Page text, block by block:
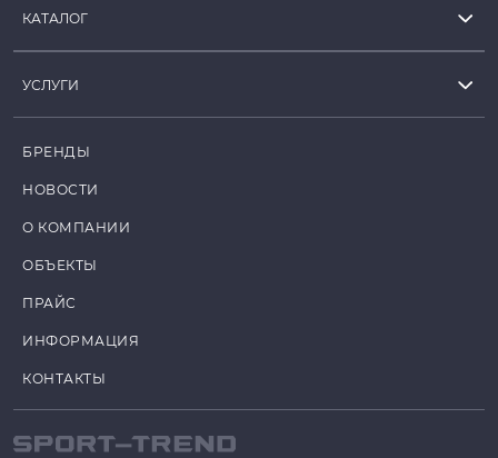
КАТАЛОГ
УСЛУГИ
БРЕНДЫ
НОВОСТИ
О КОМПАНИИ
ОБЪЕКТЫ
ПРАЙС
ИНФОРМАЦИЯ
КОНТАКТЫ